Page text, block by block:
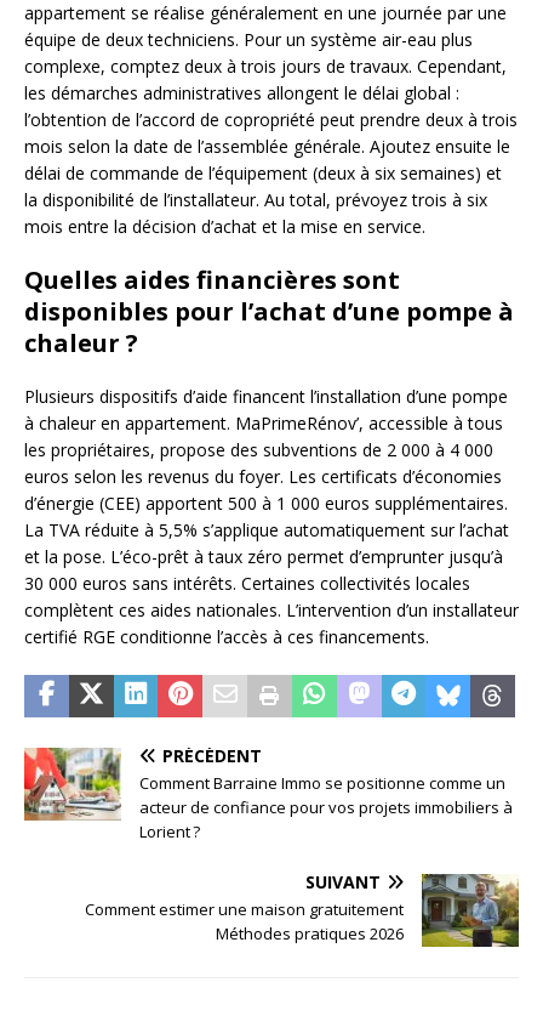
appartement se réalise généralement en une journée par une
équipe de deux techniciens. Pour un système air-eau plus
complexe, comptez deux à trois jours de travaux. Cependant,
les démarches administratives allongent le délai global :
l’obtention de l’accord de copropriété peut prendre deux à trois
mois selon la date de l’assemblée générale. Ajoutez ensuite le
délai de commande de l’équipement (deux à six semaines) et
la disponibilité de l’installateur. Au total, prévoyez trois à six
mois entre la décision d’achat et la mise en service.
Quelles aides financières sont
disponibles pour l’achat d’une pompe à
chaleur ?
Plusieurs dispositifs d’aide financent l’installation d’une pompe
à chaleur en appartement. MaPrimeRénov’, accessible à tous
les propriétaires, propose des subventions de 2 000 à 4 000
euros selon les revenus du foyer. Les certificats d’économies
d’énergie (CEE) apportent 500 à 1 000 euros supplémentaires.
La TVA réduite à 5,5% s’applique automatiquement sur l’achat
et la pose. L’éco-prêt à taux zéro permet d’emprunter jusqu’à
30 000 euros sans intérêts. Certaines collectivités locales
complètent ces aides nationales. L’intervention d’un installateur
certifié RGE conditionne l’accès à ces financements.
PRÉCÉDENT
Comment Barraine Immo se positionne comme un
acteur de confiance pour vos projets immobiliers à
Lorient ?
SUIVANT
Comment estimer une maison gratuitement
Méthodes pratiques 2026